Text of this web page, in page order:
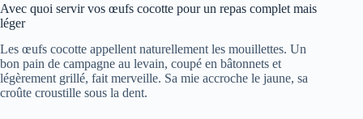
Avec quoi servir vos œufs cocotte pour un repas complet mais
léger
Les œufs cocotte appellent naturellement les mouillettes. Un
bon pain de campagne au levain, coupé en bâtonnets et
légèrement grillé, fait merveille. Sa mie accroche le jaune, sa
croûte croustille sous la dent.